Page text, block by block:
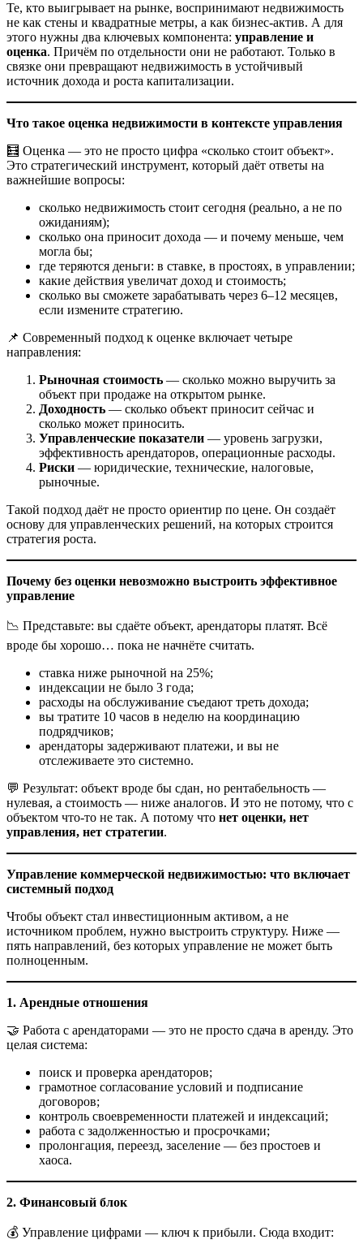
Те, кто выигрывает на рынке, воспринимают недвижимость
не как стены и квадратные метры, а как бизнес-актив. А для
этого нужны два ключевых компонента: управление и
оценка. Причём по отдельности они не работают. Только в
связке они превращают недвижимость в устойчивый
источник дохода и роста капитализации.
Что такое оценка недвижимости в контексте управления
🧮 Оценка — это не просто цифра «сколько стоит объект».
Это стратегический инструмент, который даёт ответы на
важнейшие вопросы:
сколько недвижимость стоит сегодня (реально, а не по
ожиданиям);
сколько она приносит дохода — и почему меньше, чем
могла бы;
где теряются деньги: в ставке, в простоях, в управлении;
какие действия увеличат доход и стоимость;
сколько вы сможете зарабатывать через 6–12 месяцев,
если измените стратегию.
📌 Современный подход к оценке включает четыре
направления:
Рыночная стоимость — сколько можно выручить за
объект при продаже на открытом рынке.
Доходность — сколько объект приносит сейчас и
сколько может приносить.
Управленческие показатели — уровень загрузки,
эффективность арендаторов, операционные расходы.
Риски — юридические, технические, налоговые,
рыночные.
Такой подход даёт не просто ориентир по цене. Он создаёт
основу для управленческих решений, на которых строится
стратегия роста.
Почему без оценки невозможно выстроить эффективное
управление
📉 Представьте: вы сдаёте объект, арендаторы платят. Всё
вроде бы хорошо… пока не начнёте считать.
ставка ниже рыночной на 25%;
индексации не было 3 года;
расходы на обслуживание съедают треть дохода;
вы тратите 10 часов в неделю на координацию
подрядчиков;
арендаторы задерживают платежи, и вы не
отслеживаете это системно.
💬 Результат: объект вроде бы сдан, но рентабельность —
нулевая, а стоимость — ниже аналогов. И это не потому, что с
объектом что-то не так. А потому что нет оценки, нет
управления, нет стратегии.
Управление коммерческой недвижимостью: что включает
системный подход
Чтобы объект стал инвестиционным активом, а не
источником проблем, нужно выстроить структуру. Ниже —
пять направлений, без которых управление не может быть
полноценным.
1. Арендные отношения
🤝 Работа с арендаторами — это не просто сдача в аренду. Это
целая система:
поиск и проверка арендаторов;
грамотное согласование условий и подписание
договоров;
контроль своевременности платежей и индексаций;
работа с задолженностью и просрочками;
пролонгация, переезд, заселение — без простоев и
хаоса.
2. Финансовый блок
💰 Управление цифрами — ключ к прибыли. Сюда входит: